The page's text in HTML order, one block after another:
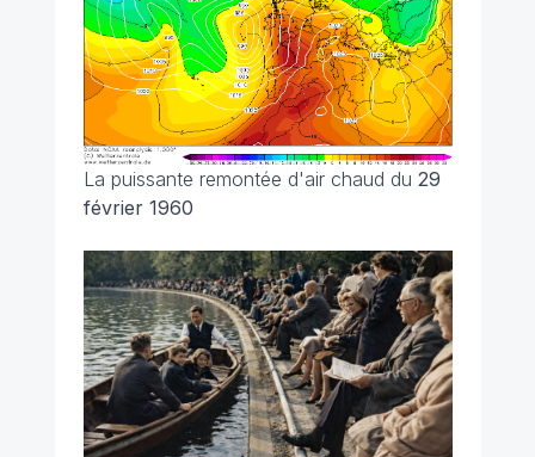
La puissante remontée d'air chaud du 29
février 1960